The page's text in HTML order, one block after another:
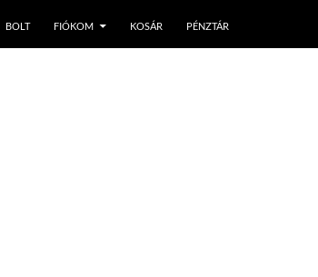
BOLT FIÓKOM KOSÁR PÉNZTÁR